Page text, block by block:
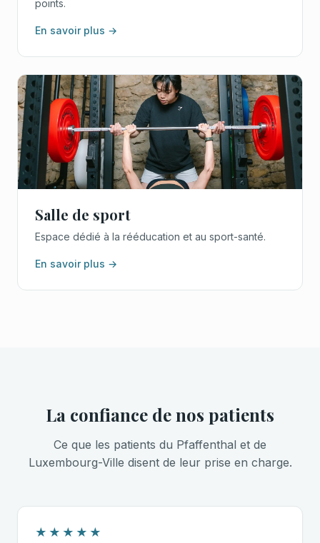
points.
En savoir plus →
Salle de sport
Espace dédié à la rééducation et au sport-santé.
En savoir plus →
La confiance de nos patients
Ce que les patients du Pfaffenthal et de
Luxembourg-Ville disent de leur prise en charge.
★★★★★